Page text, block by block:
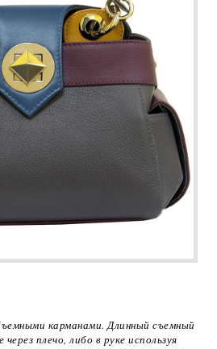
карманами. Длинный съемный
плечо, либо в руке используя